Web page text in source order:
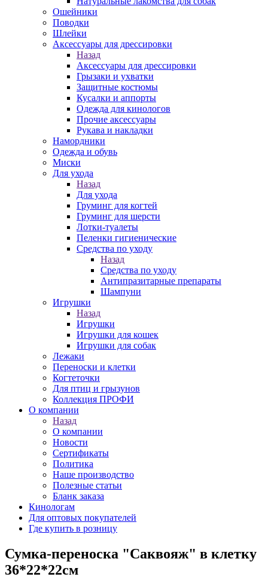
Ошейники
Поводки
Шлейки
Аксессуары для дрессировки
Назад
Аксессуары для дрессировки
Грызаки и ухватки
Защитные костюмы
Кусалки и аппорты
Одежда для кинологов
Прочие аксессуары
Рукава и накладки
Намордники
Одежда и обувь
Миски
Для ухода
Назад
Для ухода
Груминг для когтей
Груминг для шерсти
Лотки-туалеты
Пеленки гигиенические
Средства по уходу
Назад
Средства по уходу
Антипразитарные препараты
Шампуни
Игрушки
Назад
Игрушки
Игрушки для кошек
Игрушки для собак
Лежаки
Переноски и клетки
Когтеточки
Для птиц и грызунов
Коллекция ПРОФИ
О компании
Назад
О компании
Новости
Сертификаты
Политика
Наше производство
Полезные статьи
Бланк заказа
Кинологам
Для оптовых покупателей
Где купить в розницу
Сумка-переноска "Саквояж" в клетку
36*22*22см